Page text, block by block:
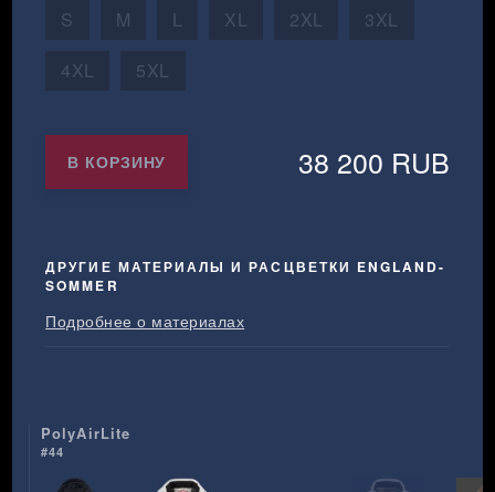
S M L XL 2XL
3XL
4XL
5XL
В КОРЗИНУ 38 200 RUB
ДРУГИЕ МАТЕРИАЛЫ И РАСЦВЕТКИ ENGLAND-
SOMMER
Подробнее о материалах
PolyAirLite
#44